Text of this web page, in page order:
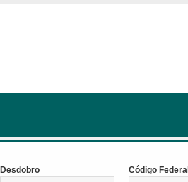
Desdobro Código Federal